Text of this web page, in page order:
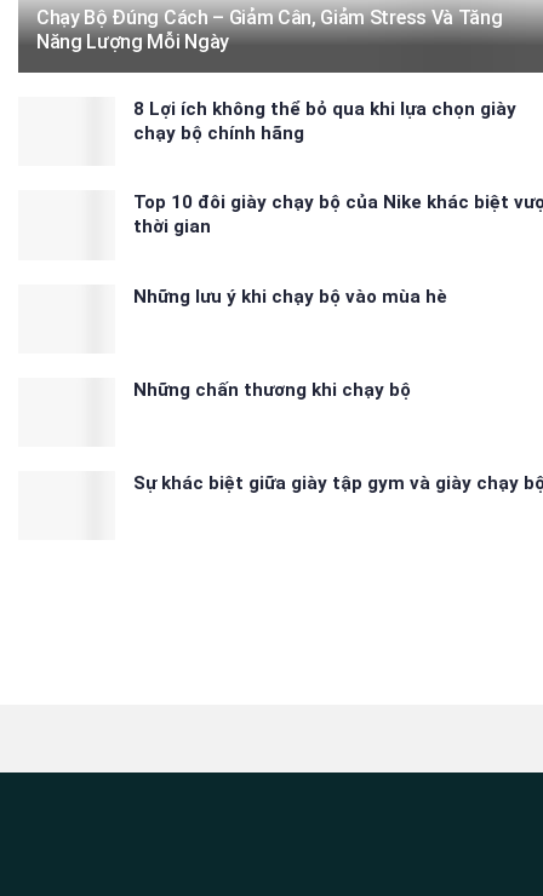
Chạy Bộ Đúng Cách – Giảm Cân, Giảm Stress Và Tăng
Năng Lượng Mỗi Ngày
8 Lợi ích không thể bỏ qua khi lựa chọn giày
chạy bộ chính hãng
Top 10 đôi giày chạy bộ của Nike khác biệt
thời gian
Những lưu ý khi chạy bộ vào mùa hè
Những chấn thương khi chạy bộ
Sự khác biệt giữa giày tập gym và giày chạy